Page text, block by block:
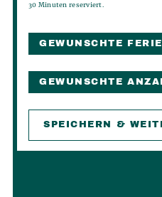
30 Minuten reserviert.